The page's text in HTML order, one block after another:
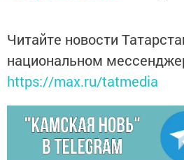
Читайте новости
национальном
https://max.ru/tatmedia